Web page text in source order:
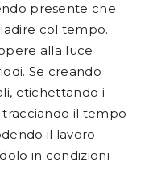
presente che
col tempo.
alla luce
Se creando
etichettando i
tracciando il tempo
il lavoro
in condizioni